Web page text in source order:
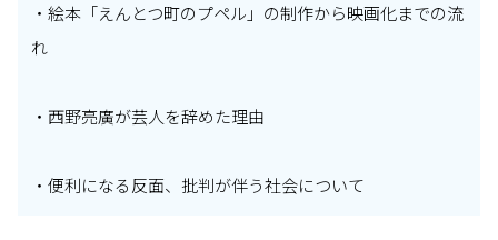
・絵本「えんとつ町のプペル」の制作から映画化までの流
れ
・西野亮廣が芸人を辞めた理由
・便利になる反面、批判が伴う社会について